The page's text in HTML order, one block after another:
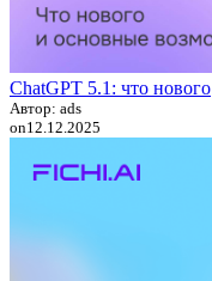
ChatGPT 5.1: что нового
Автор: ads
on12.12.2025